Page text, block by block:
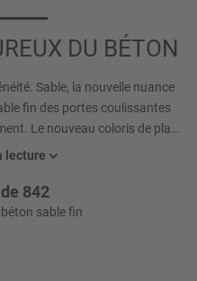
DU BÉTON
Sable, la nouvelle nuance
fin des portes coulissantes
Le nouveau coloris de plan
complète cette proposition.
lecture
842
sable fin